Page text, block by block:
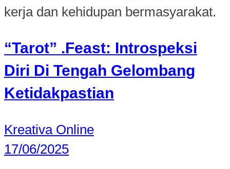
kerja dan kehidupan bermasyarakat.
“Tarot” .Feast: Introspeksi
Diri Di Tengah Gelombang
Ketidakpastian
Kreativa Online
17/06/2025